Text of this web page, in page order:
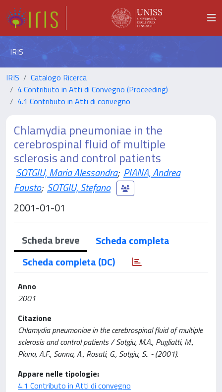
IRIS
IRIS
Catalogo Ricerca
4 Contributo in Atti di Convegno (Proceeding)
4.1 Contributo in Atti di convegno
Chlamydia pneumoniae in the
cerebrospinal fluid of multiple
sclerosis and control patients
SOTGIU, Maria Alessandra; PIANA, Andrea
Fausto; SOTGIU, Stefano
2001-01-01
Scheda breve
Scheda completa
Scheda completa (DC)
Anno
2001
Citazione
Chlamydia pneumoniae in the cerebrospinal fluid of multiple
sclerosis and control patients / Sotgiu, M.A., Pugliatti, M.,
Piana, A.F., Sanna, A., Rosati, G., Sotgiu, S.. - (2001).
Appare nelle tipologie:
4.1 Contributo in Atti di convegno